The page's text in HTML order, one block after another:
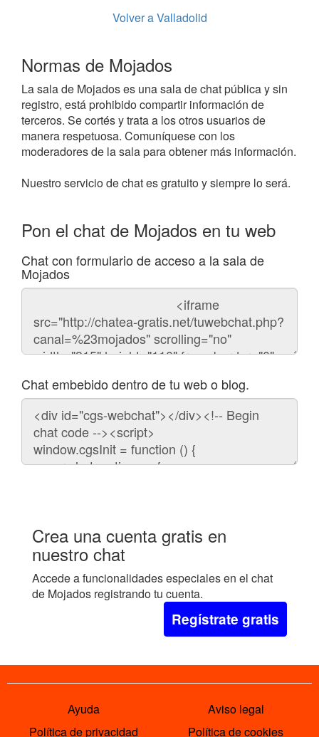
Volver a Valladolid
Normas de Mojados
La sala de Mojados es una sala de chat pública y sin
registro, está prohibido compartir información de
terceros. Se cortés y trata a los otros usuarios de
manera respetuosa. Comuníquese con los
moderadores de la sala para obtener más información.
Nuestro servicio de chat es gratuito y siempre lo será.
Pon el chat de Mojados en tu web
Chat con formulario de acceso a la sala de
Mojados
Código
chat
Chat embebido dentro de tu web o blog.
Código
para
embeber
chat
Crea una cuenta gratis en
nuestro chat
Accede a funcionalidades especiales en el chat
de Mojados registrando tu cuenta.
Regístrate gratis
Ayuda
Aviso legal
Política de privacidad
Política de cookies